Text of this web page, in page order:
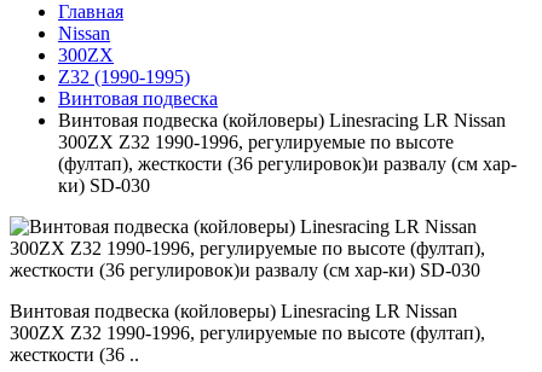
Главная
Nissan
300ZX
Z32 (1990-1995)
Винтовая подвеска
Винтовая подвеска (койловеры) Linesracing LR Nissan
300ZX Z32 1990-1996, регулируемые по высоте
(фултап), жесткости (36 регулировок)и развалу (см хар-
ки) SD-030
Винтовая подвеска (койловеры) Linesracing LR Nissan
300ZX Z32 1990-1996, регулируемые по высоте (фултап),
жесткости (36 ..